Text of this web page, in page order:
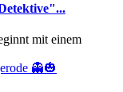
mit einem